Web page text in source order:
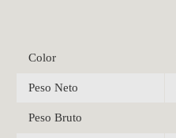
Color
Peso Neto
Peso Bruto